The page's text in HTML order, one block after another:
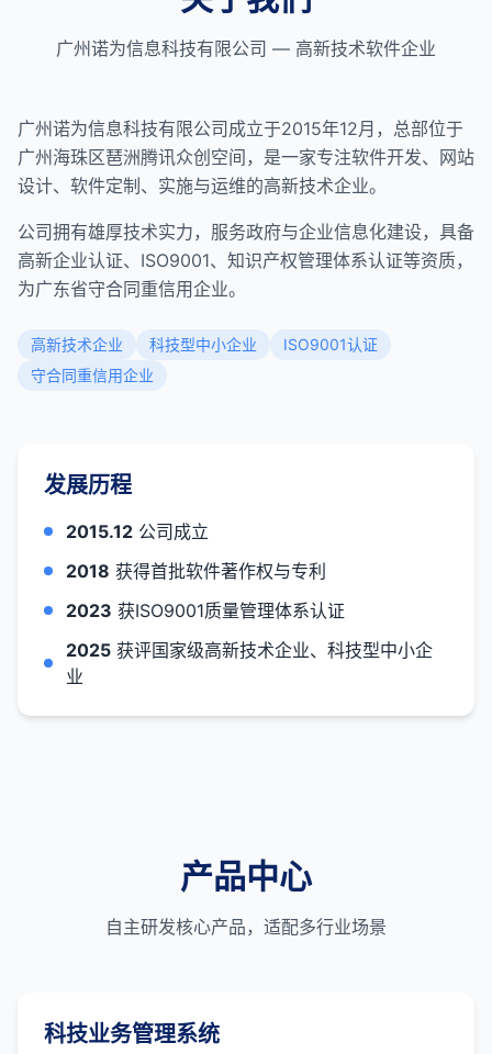
广州诺为信息科技有限公司 — 高新技术软件企业
广州诺为信息科技有限公司成立于2015年12月，总部位于
广州海珠区琶洲腾讯众创空间，是一家专注软件开发、网站
设计、软件定制、实施与运维的高新技术企业。
公司拥有雄厚技术实力，服务政府与企业信息化建设，具备
高新企业认证、ISO9001、知识产权管理体系认证等资质，
为广东省守合同重信用企业。
高新技术企业 科技型中小企业
ISO9001认证
守合同重信用企业
发展历程
2015.12 公司成立
2018 获得首批软件著作权与专利
2023 获ISO9001质量管理体系认证
2025获评国家级高新技术企业、科技型中小企
业
产品中心
自主研发核心产品，适配多行业场景
科技业务管理系统